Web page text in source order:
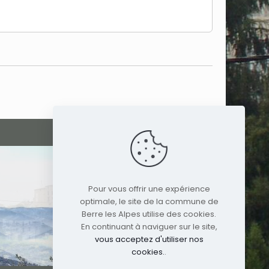
Pour vous offrir une expérience
optimale, le site de la commune de
Berre les Alpes utilise des cookies.
En continuant à naviguer sur le site,
vous acceptez d'utiliser nos
cookies..